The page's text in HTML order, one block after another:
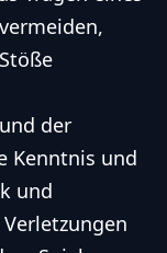
der
Kenntnis und
und